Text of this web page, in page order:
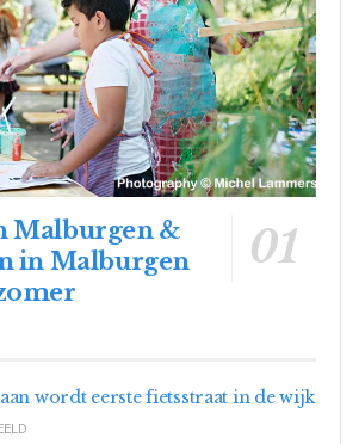
Malburgen &
in Malburgen
wordt eerste fietsstraat in de wijk